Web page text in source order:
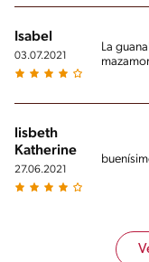
Isabel
03.07.2021
La
lisbeth
Katherine
27.06.2021